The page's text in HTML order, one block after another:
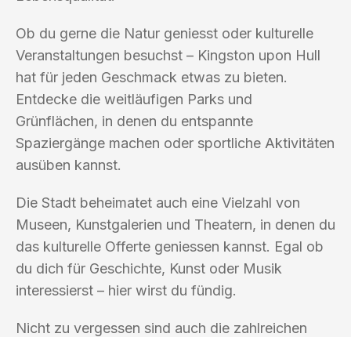
Ob du gerne die Natur geniesst oder kulturelle
Veranstaltungen besuchst – Kingston upon Hull
hat für jeden Geschmack etwas zu bieten.
Entdecke die weitläufigen Parks und
Grünflächen, in denen du entspannte
Spaziergänge machen oder sportliche Aktivitäten
ausüben kannst.
Die Stadt beheimatet auch eine Vielzahl von
Museen, Kunstgalerien und Theatern, in denen du
das kulturelle Offerte geniessen kannst. Egal ob
du dich für Geschichte, Kunst oder Musik
interessierst – hier wirst du fündig.
Nicht zu vergessen sind auch die zahlreichen